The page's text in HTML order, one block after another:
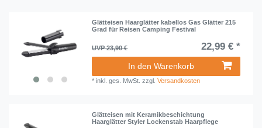
Glätteisen Haarglätter kabellos Gas Glätter 215
Grad für Reisen Camping Festival
UVP 23,90 € 22,99 € *
In den Warenkorb
*inkl. ges. MwSt. zzgl.Versandkosten
Glätteisen mit Keramikbeschichtung
Haarglätter Styler Lockenstab Haarpflege